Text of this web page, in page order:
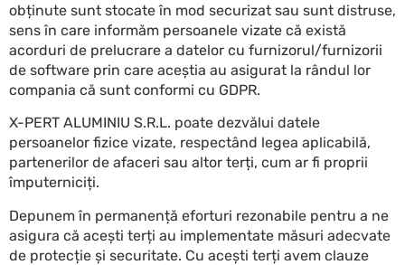
obținute sunt stocate în mod securizat sau sunt distruse,
sens în care informăm persoanele vizate că există
acorduri de prelucrare a datelor cu furnizorul/furnizorii
de software prin care aceștia au asigurat la rândul lor
compania că sunt conformi cu GDPR.
X-PERT ALUMINIU S.R.L. poate dezvălui datele
persoanelor fizice vizate, respectând legea aplicabilă,
partenerilor de afaceri sau altor terți, cum ar fi proprii
împuterniciți.
Depunem în permanență eforturi rezonabile pentru a ne
asigura că acești terți au implementate măsuri adecvate
de protecție și securitate. Cu acești terți avem clauze